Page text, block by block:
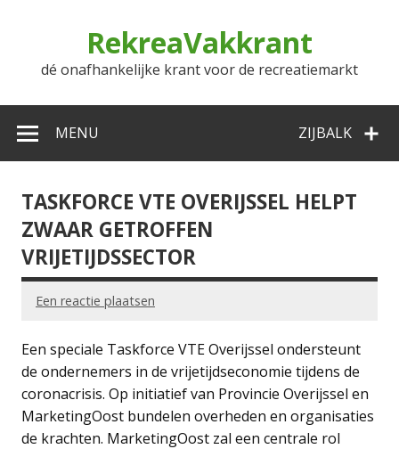
RekreaVakkrant
dé onafhankelijke krant voor de recreatiemarkt
ZIJBALK
MENU
TASKFORCE VTE OVERIJSSEL HELPT
ZWAAR GETROFFEN
VRIJETIJDSSECTOR
Een reactie plaatsen
Een speciale Taskforce VTE Overijssel ondersteunt
de ondernemers in de vrijetijdseconomie tijdens de
coronacrisis. Op initiatief van Provincie Overijssel en
MarketingOost bundelen overheden en organisaties
de krachten. MarketingOost zal een centrale rol